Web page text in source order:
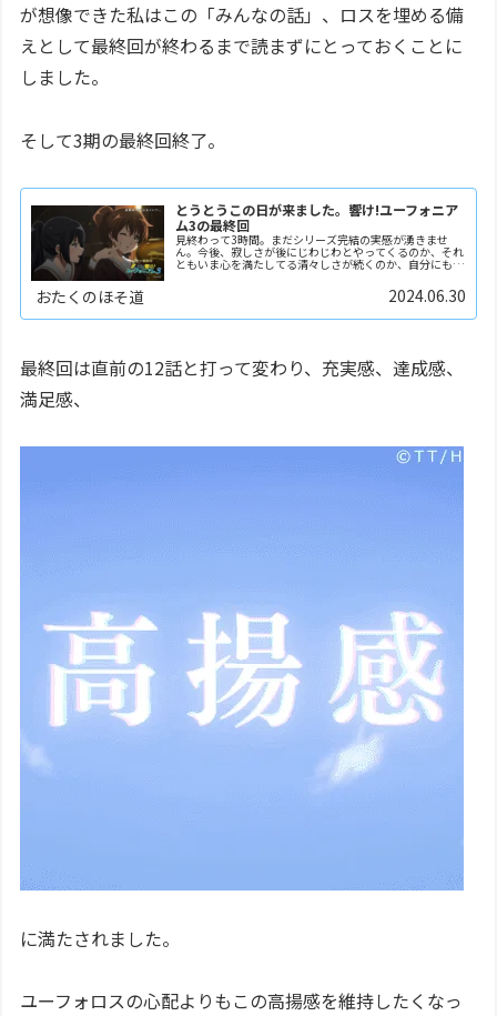
が想像できた私はこの「みんなの話」、ロスを埋める備
えとして最終回が終わるまで読まずにとっておくことに
しました。
そして3期の最終回終了。
とうとうこの日が来ました。響け!ユーフォニア
ム3の最終回
見終わって3時間。まだシリーズ完結の実感が湧きませ
ん。今後、寂しさが後にじわじわとやってくるのか、それ
ともいま心を満たしてる清々しさが続くのか、自分にもさ
「ユーフォ」と公言した時期は、残ってる自分の記憶を
おたくのほそ道 2024.06.30
最終回は直前の12話と打って変わり、充実感、達成感、
満足感、
に満たされました。
ユーフォロスの心配よりもこの高揚感を維持したくなっ